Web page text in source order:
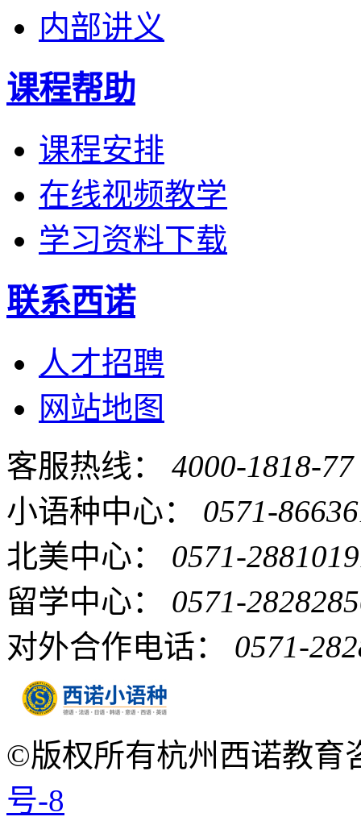
内部讲义
课程帮助
课程安排
在线视频教学
学习资料下载
联系西诺
人才招聘
网站地图
客服热线： 4000-1818-77
小语种中心： 0571-
北美中心： 0571-
留学中心： 0571-
对外合作电话： 0571-
©版权所有杭州西诺教育
号-8